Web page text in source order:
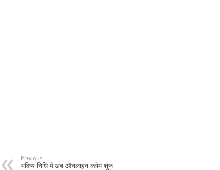
Previous
भविष्य निधि में अब ऑनलाइन क्लेम शुरू